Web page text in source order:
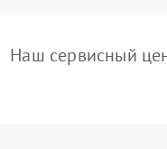
Наш сервисный